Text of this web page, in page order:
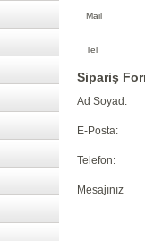
Mail
Tel
Sipariş
Ad Soyad:
E-Posta:
Telefon:
Mesajınız